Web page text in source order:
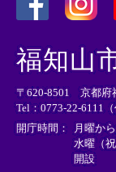
外
部
リ
ン
ク
＞
外
リ
ン
ク
＞
福知山
〒620-8501 京都府
Tel：0773-22-6111（
開庁時間：
月曜か
水曜（
開設